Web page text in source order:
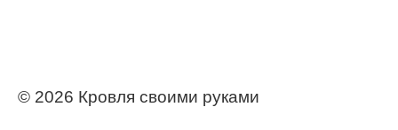
© 2026 Кровля своими руками